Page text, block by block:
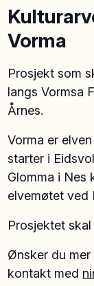
Vorma
Prosjekt som
langs Vormsa
Årnes.
Vorma er
starter i
Glomma i Nes
elvemøtet ved
Prosjektet
Ønsker du
kontakt med